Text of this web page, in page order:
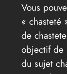
Vous
« chasteté
de
objectif de
du sujet